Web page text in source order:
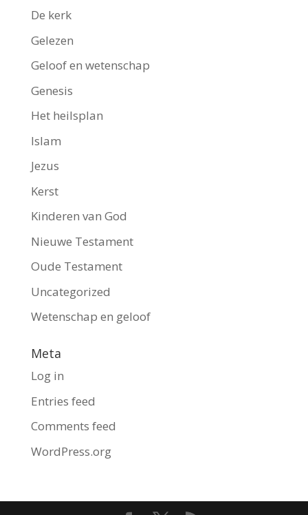
De kerk
Gelezen
Geloof en wetenschap
Genesis
Het heilsplan
Islam
Jezus
Kerst
Kinderen van God
Nieuwe Testament
Oude Testament
Uncategorized
Wetenschap en geloof
Meta
Log in
Entries feed
Comments feed
WordPress.org